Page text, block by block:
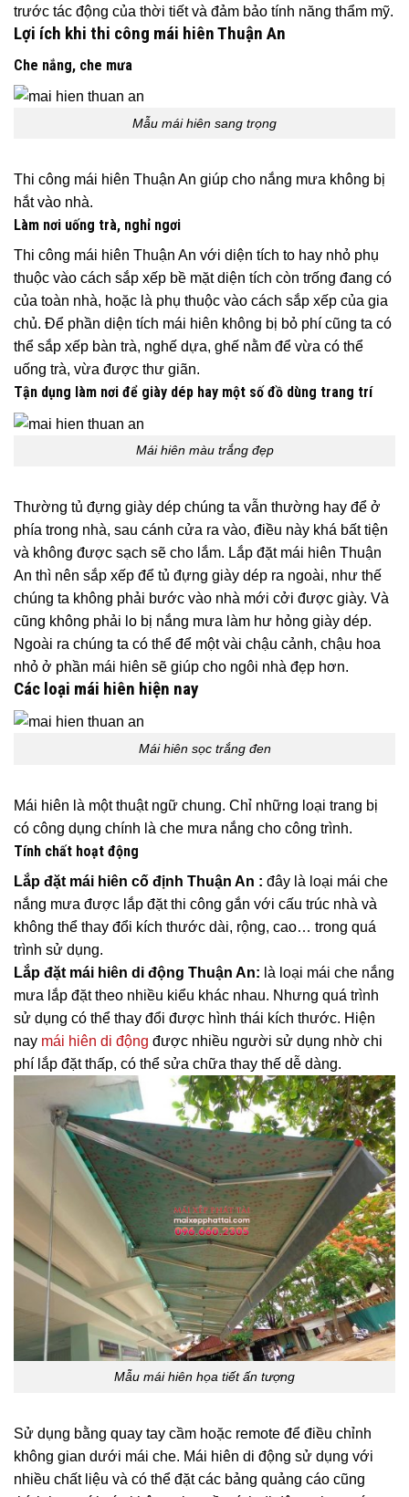
trước tác động của thời tiết và đảm bảo tính năng thẩm mỹ.
Lợi ích khi thi công mái hiên Thuận An
Che nắng, che mưa
Mẫu mái hiên sang trọng
Thi công mái hiên Thuận An giúp cho nắng mưa không bị
hắt vào nhà.
Làm nơi uống trà, nghỉ ngơi
Thi công mái hiên Thuận An với diện tích to hay nhỏ phụ
thuộc vào cách sắp xếp bề mặt diện tích còn trống đang có
của toàn nhà, hoặc là phụ thuộc vào cách sắp xếp của gia
chủ. Để phần diện tích mái hiên không bị bỏ phí cũng ta có
thể sắp xếp bàn trà, nghế dựa, ghế nằm để vừa có thể
uống trà, vừa được thư giãn.
Tận dụng làm nơi để giày dép hay một số đồ dùng trang trí
Mái hiên màu trắng đẹp
Thường tủ đựng giày dép chúng ta vẫn thường hay để ở
phía trong nhà, sau cánh cửa ra vào, điều này khá bất tiện
và không được sạch sẽ cho lắm. Lắp đặt mái hiên Thuận
An thì nên sắp xếp để tủ đựng giày dép ra ngoài, như thế
chúng ta không phải bước vào nhà mới cởi được giày. Và
cũng không phải lo bị nắng mưa làm hư hỏng giày dép.
Ngoài ra chúng ta có thể để một vài chậu cảnh, chậu hoa
nhỏ ở phần mái hiên sẽ giúp cho ngôi nhà đẹp hơn.
Các loại mái hiên hiện nay
Mái hiên sọc trắng đen
Mái hiên là một thuật ngữ chung. Chỉ những loại trang bị
có công dụng chính là che mưa nắng cho công trình.
Tính chất hoạt động
Lắp đặt mái hiên cố định Thuận An : đây là loại mái che
nắng mưa được lắp đặt thi công gắn với cấu trúc nhà và
không thể thay đổi kích thước dài, rộng, cao… trong quá
trình sử dụng.
Lắp đặt mái hiên di động Thuận An: là loại mái che nắng
mưa lắp đặt theo nhiều kiểu khác nhau. Nhưng quá trình
sử dụng có thể thay đổi được hình thái kích thước. Hiện
nay mái hiên di động được nhiều người sử dụng nhờ chi
phí lắp đặt thấp, có thể sửa chữa thay thế dễ dàng.
Mẫu mái hiên họa tiết ấn tượng
Sử dụng bằng quay tay cầm hoặc remote để điều chỉnh
không gian dưới mái che. Mái hiên di động sử dụng với
nhiều chất liệu và có thể đặt các bảng quảng cáo cũng